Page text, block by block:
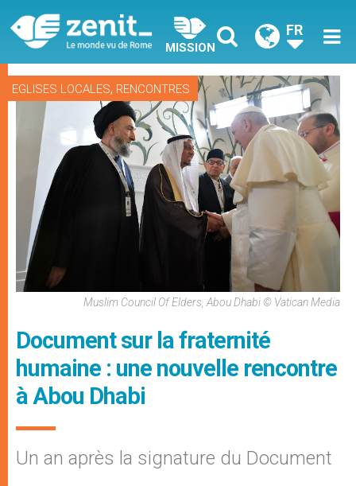
MISSION
FR
EGLISES LOCALES, RENCONTRES
Muslim Council Of Elders, Abou Dhabi © Vatican Media
Document sur la fraternité
humaine : une nouvelle rencontre
à Abou Dhabi
Un an après la signature du Document